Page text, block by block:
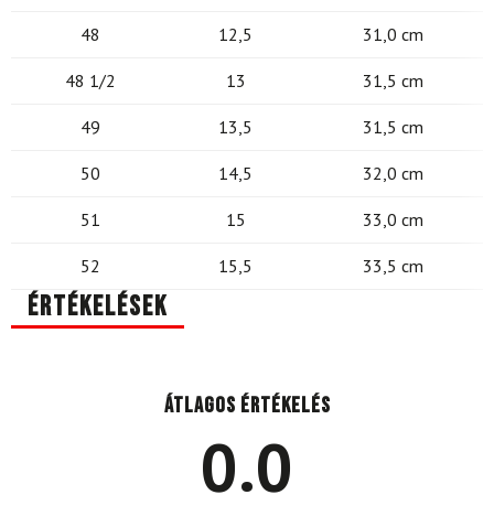
48 12,5 31,0 cm
48 1/2 13 31,5 cm
49 13,5 31,5 cm
50 14,5 32,0 cm
51 15 33,0 cm
52 15,5 33,5 cm
Értékelések
Átlagos értékelés
0.0